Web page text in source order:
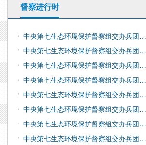
督察进行时
中央第七生态环境保护督察组交办兵团…
中央第七生态环境保护督察组交办兵团…
中央第七生态环境保护督察组交办兵团…
中央第七生态环境保护督察组交办兵团…
中央第七生态环境保护督察组交办兵团…
中央第七生态环境保护督察组交办兵团…
中央第七生态环境保护督察组交办兵团…
中央第七生态环境保护督察组交办兵团…